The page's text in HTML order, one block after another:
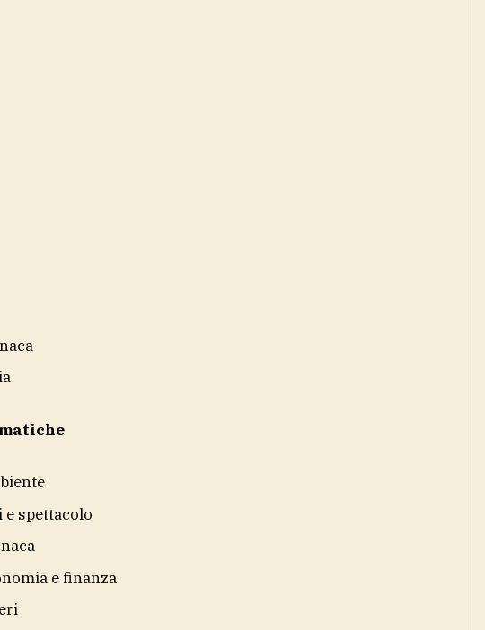
spettacolo
e finanza